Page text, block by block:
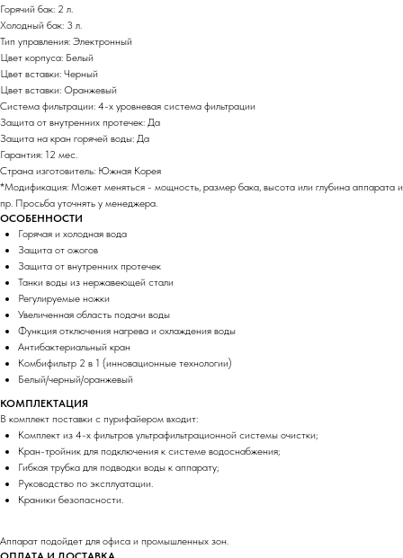
Горячий бак: 2 л.
Холодный бак: 3 л.
Тип управления: Электронный
Цвет корпуса: Белый
Цвет вставки: Черный
Цвет вставки: Оранжевый
Система фильтрации: 4-х уровневая система фильтрации
Защита от внутренних протечек: Да
Защита на кран горячей воды: Да
Гарантия: 12 мес.
Страна изготовитель: Южная Корея
*Модификация: Может меняться - мощность, размер бака, высота или глубина аппарата и
пр. Просьба уточнять у менеджера.
ОСОБЕННОСТИ
Горячая и холодная вода
Защита от ожогов
Защита от внутренних протечек
Танки воды из нержавеющей стали
Регулируемые ножки
Увеличенная область подачи воды
Функция отключения нагрева и охлаждения воды
Антибактериальный кран
Комбифильтр 2 в 1 (инновационные технологии)
Белый/черный/оранжевый
КОМПЛЕКТАЦИЯ
В комплект поставки с пурифайером входит:
Комплект из 4-х фильтров ультрафильтрационной системы очистки;
Кран-тройник для подключения к системе водоснабжения;
Гибкая трубка для подводки воды к аппарату;
Руководство по эксплуатации.
Краники безопасности.
Аппарат подойдет для офиса и промышленных зон.